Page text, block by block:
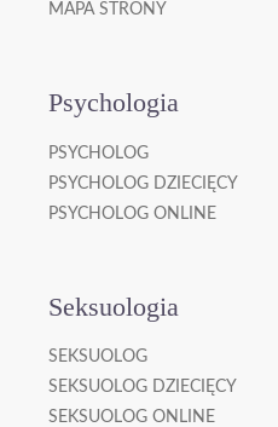
MAPA STRONY
Psychologia
PSYCHOLOG
PSYCHOLOG DZIECIĘCY
PSYCHOLOG ONLINE
Seksuologia
SEKSUOLOG
SEKSUOLOG DZIECIĘCY
SEKSUOLOG ONLINE